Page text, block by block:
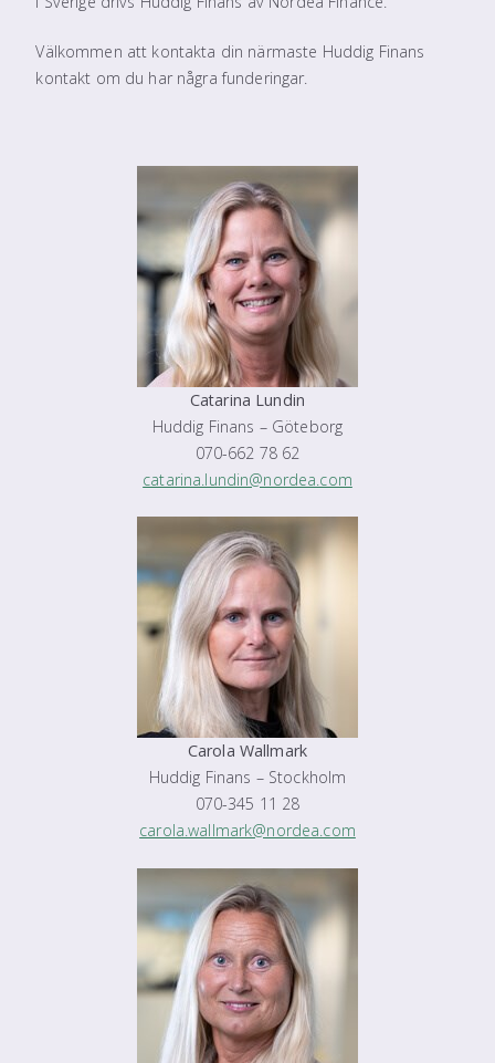
Välkommen att kontakta din närmaste Huddig Finans
kontakt om du har några funderingar.
Catarina Lundin
Huddig Finans – Göteborg
070-662 78 62
catarina.lundin@nordea.com
Carola Wallmark
Huddig Finans – Stockholm
070-345 11 28
carola.wallmark@nordea.com